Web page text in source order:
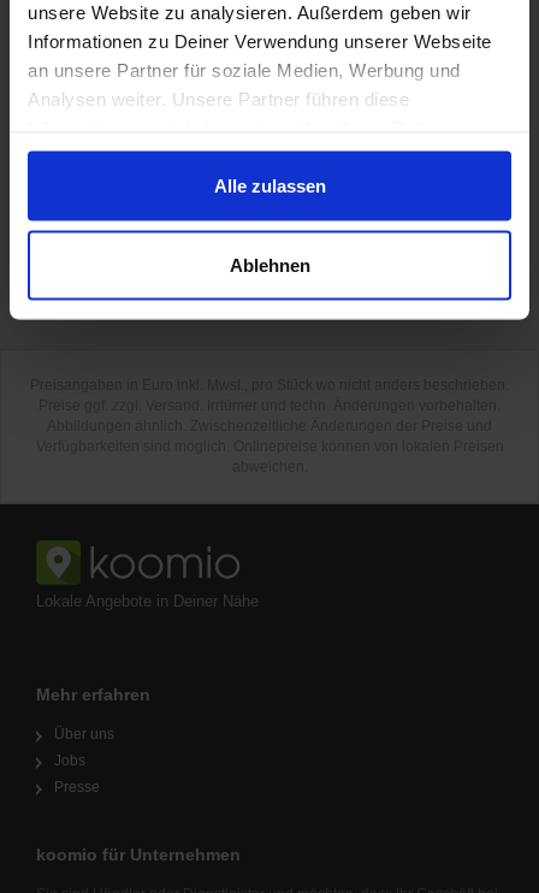
unsere Website zu analysieren. Außerdem geben wir
Informationen zu Deiner Verwendung unserer Webseite
an unsere Partner für soziale Medien, Werbung und
Analysen weiter. Unsere Partner führen diese
zusammen, die Du ihnen bereitgestellt hast oder die sie
im Rahmen Deiner Nutzung der Dienste gesammelt
haben.
Alle zulassen
Ablehnen
Lokale Angebote in Deiner Nähe
Mehr erfahren
Über uns
Jobs
Presse
koomio für Unternehmen